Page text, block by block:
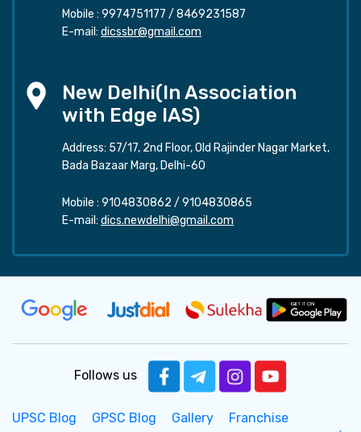
Mobile : 9974751177 / 8469231587
E-mail: dicssbr@gmail.com
New Delhi(In Association
with Edge IAS)
Address: 57/17, 2nd Floor, Old Rajinder Nagar Market,
Bada Bazaar Marg, Delhi-60
Mobile : 9104830862 / 9104830865
E-mail: dics.newdelhi@gmail.com
Follows us
UPSC Blog GPSC Blog Gallery
Franchise